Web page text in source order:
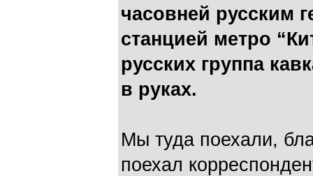
часовней русским
станцией метро
русских группа
в руках.
Мы туда поехали,
поехал